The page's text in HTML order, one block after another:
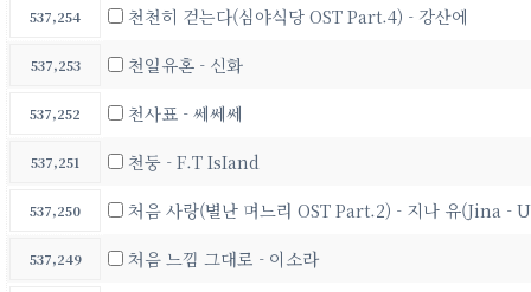
537,254 천천히 걷는다(심야식당 OST Part.4) - 강산에
537,253 천일유혼 - 신화
537,252 천사표 - 쎄쎄쎄
537,251 천둥 - F.T IsIand
537,250 처음 사랑(별난 며느리 OST Part.2) - 지나 유(Jina -
537,249 처음 느낌 그대로 - 이소라